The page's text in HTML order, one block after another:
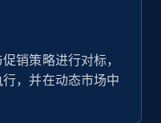
Gtin,
reviews, and
销策略进行对标，
，并在动态市场中